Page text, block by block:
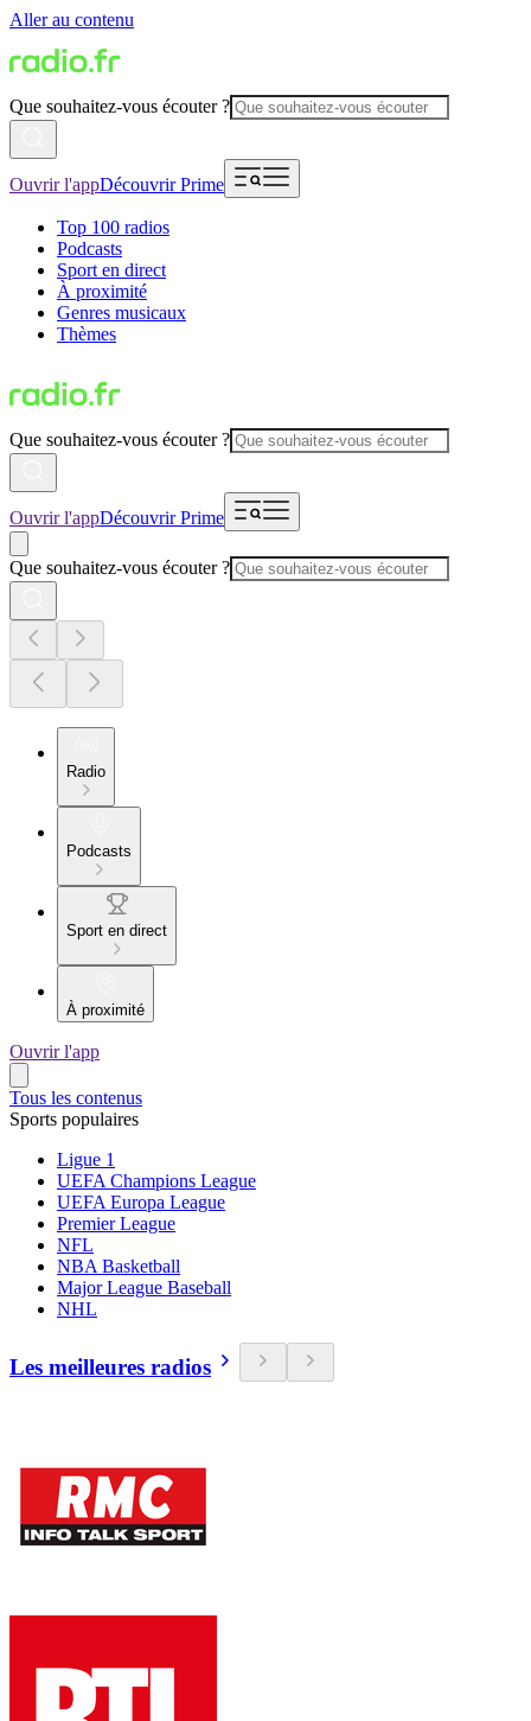
Aller au contenu
Que souhaitez-vous écouter ?
Ouvrir l'appDécouvrir Prime
Top 100 radios
Podcasts
Sport en direct
À proximité
Genres musicaux
Thèmes
Que souhaitez-vous écouter ?
Ouvrir l'appDécouvrir Prime
Que souhaitez-vous écouter ?
Radio
Podcasts
Sport en direct
À proximité
Ouvrir l'app
Tous les contenus
Sports populaires
Ligue 1
UEFA Champions League
UEFA Europa League
Premier League
NFL
NBA Basketball
Major League Baseball
NHL
Les meilleures radios